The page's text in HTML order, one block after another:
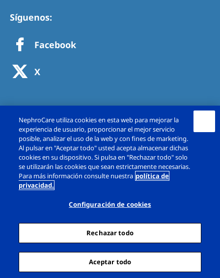
Síguenos:
Facebook
X
Copyright © Fresenius Medical Care España,
S.A.U. 2026. Todos los derechos reservado.
Política de Privacidad
Política de cookies
Diálogo Configuración de cookies
Sitemap
NephroCare utiliza cookies en esta web para mejorar la
experiencia de usuario, proporcionar el mejor servicio
posible, analizar el uso de la web y con fines de marketing.
Al pulsar en "Aceptar todo" usted acepta almacenar dichas
cookies en su dispositivo. Si pulsa en "Rechazar todo" solo
se utilizarán las cookies que sean estrictamente necesarias.
Para más información consulte nuestra política de
privacidad.
Configuración de cookies
Rechazar todo
Aceptar todo